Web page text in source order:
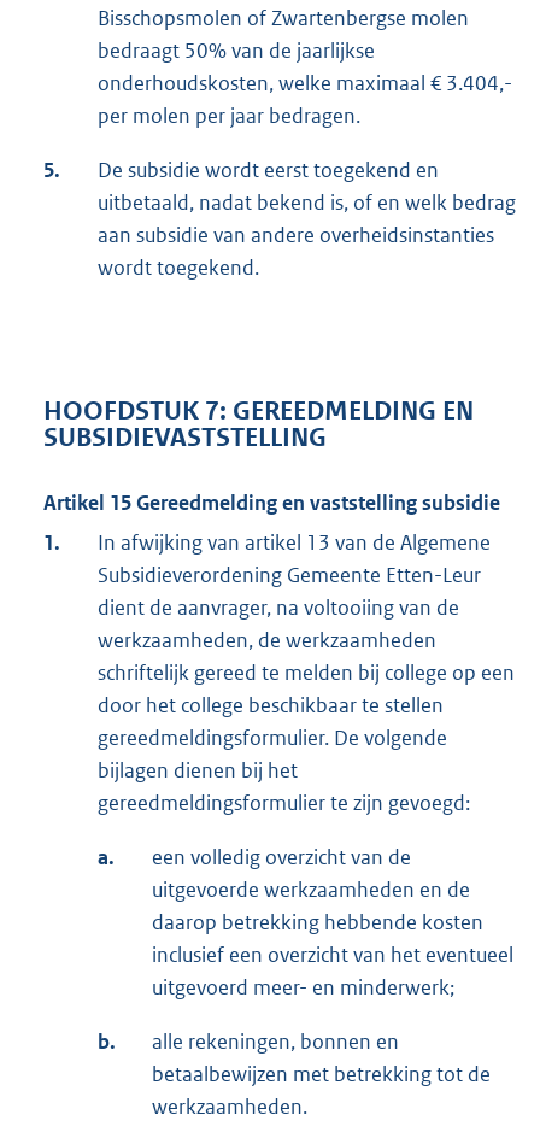
Bisschopsmolen of Zwartenbergse molen
bedraagt 50% van de jaarlijkse
onderhoudskosten, welke maximaal € 3.404,-
per molen per jaar bedragen.
5.
De subsidie wordt eerst toegekend en
uitbetaald, nadat bekend is, of en welk bedrag
aan subsidie van andere overheidsinstanties
wordt toegekend.
HOOFDSTUK 7: GEREEDMELDING EN
SUBSIDIEVASTSTELLING
Artikel 15 Gereedmelding en vaststelling subsidie
1.
In afwijking van artikel 13 van de Algemene
Subsidieverordening Gemeente Etten-Leur
dient de aanvrager, na voltooiing van de
werkzaamheden, de werkzaamheden
schriftelijk gereed te melden bij college op een
door het college beschikbaar te stellen
gereedmeldingsformulier. De volgende
bijlagen dienen bij het
gereedmeldingsformulier te zijn gevoegd:
a.
een volledig overzicht van de
uitgevoerde werkzaamheden en de
daarop betrekking hebbende kosten
inclusief een overzicht van het eventueel
uitgevoerd meer- en minderwerk;
b.
alle rekeningen, bonnen en
betaalbewijzen met betrekking tot de
werkzaamheden.